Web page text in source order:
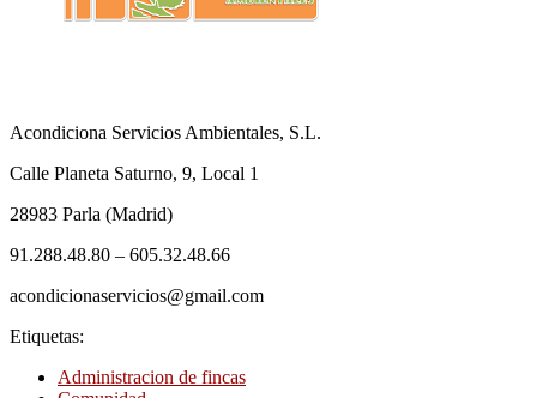
Acondiciona Servicios Ambientales, S.L.
Calle Planeta Saturno, 9, Local 1
28983 Parla (Madrid)
91.288.48.80 – 605.32.48.66
acondicionaservicios@gmail.com
Etiquetas:
Administracion de fincas